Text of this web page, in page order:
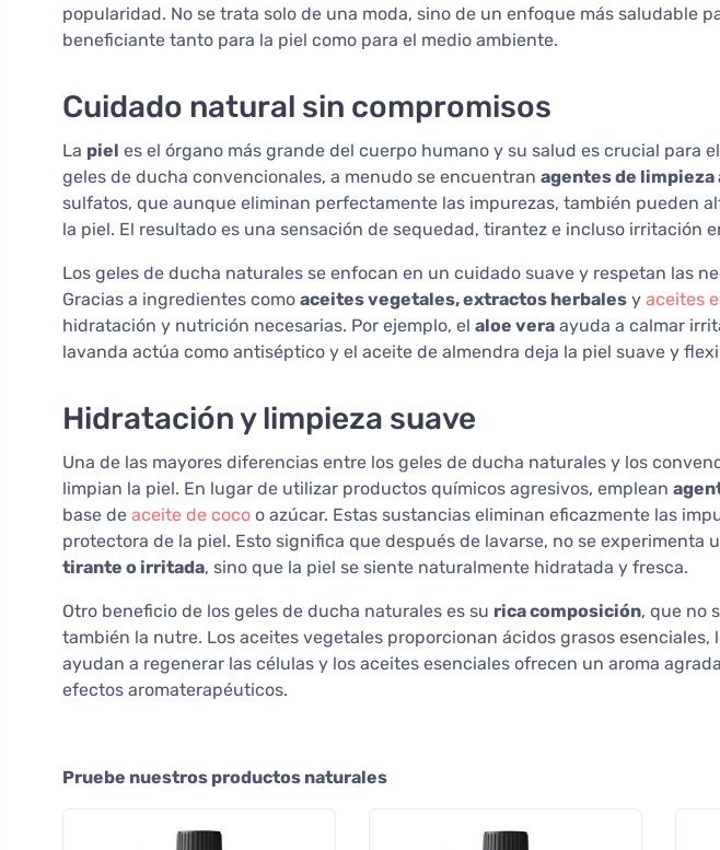
popularidad. No se trata solo de una moda, sino de un enfoque más saludable
beneficiante tanto para la piel como para el medio ambiente.
Cuidado natural sin compromisos
La piel es el órgano más grande del cuerpo humano y su salud es crucial para
geles de ducha convencionales, a menudo se encuentran agentes de
sulfatos, que aunque eliminan perfectamente las impurezas, también pueden
la piel. El resultado es una sensación de sequedad, tirantez e incluso irritación
Los geles de ducha naturales se enfocan en un cuidado suave y respetan las
Gracias a ingredientes como aceites vegetales, extractos herbales y aceites
hidratación y nutrición necesarias. Por ejemplo, el aloe vera ayuda a calmar
lavanda actúa como antiséptico y el aceite de almendra deja la piel suave y
Hidratación y limpieza suave
Una de las mayores diferencias entre los geles de ducha naturales y los
limpian la piel. En lugar de utilizar productos químicos agresivos, emplean
base de aceite de coco o azúcar. Estas sustancias eliminan eficazmente las
protectora de la piel. Esto significa que después de lavarse, no se experimenta
tirante o irritada, sino que la piel se siente naturalmente hidratada y fresca.
Otro beneficio de los geles de ducha naturales es su rica composición, que no
también la nutre. Los aceites vegetales proporcionan ácidos grasos esenciales,
ayudan a regenerar las células y los aceites esenciales ofrecen un aroma
efectos aromaterapéuticos.
Pruebe nuestros productos naturales